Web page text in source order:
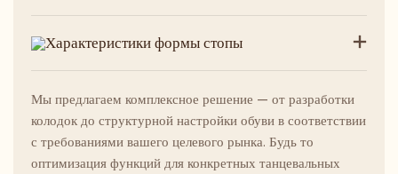
Характеристики формы стопы
Мы предлагаем комплексное решение — от разработки
колодок до структурной настройки обуви в соответствии
с требованиями вашего целевого рынка. Будь то
оптимизация функций для конкретных танцевальных